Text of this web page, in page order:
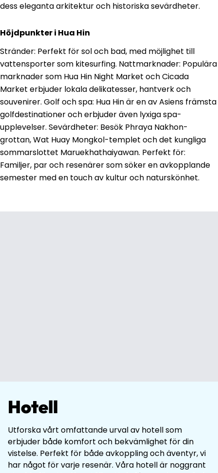
dess eleganta arkitektur och historiska sevärdheter.
Höjdpunkter i Hua Hin
Stränder: Perfekt för sol och bad, med möjlighet till
vattensporter som kitesurfing. Nattmarknader: Populära
marknader som Hua Hin Night Market och Cicada
Market erbjuder lokala delikatesser, hantverk och
souvenirer. Golf och spa: Hua Hin är en av Asiens främsta
golfdestinationer och erbjuder även lyxiga spa-
upplevelser. Sevärdheter: Besök Phraya Nakhon-
grottan, Wat Huay Mongkol-templet och det kungliga
sommarslottet Maruekhathaiyawan. Perfekt för:
Familjer, par och resenärer som söker en avkopplande
semester med en touch av kultur och naturskönhet.
Hotell
Utforska vårt omfattande urval av hotell som
erbjuder både komfort och bekvämlighet för din
vistelse. Perfekt för både avkoppling och äventyr, vi
har något för varje resenär. Våra hotell är noggrant